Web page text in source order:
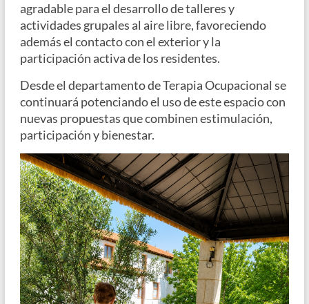
agradable para el desarrollo de talleres y
actividades grupales al aire libre, favoreciendo
además el contacto con el exterior y la
participación activa de los residentes.
Desde el departamento de Terapia Ocupacional se
continuará potenciando el uso de este espacio con
nuevas propuestas que combinen estimulación,
participación y bienestar.